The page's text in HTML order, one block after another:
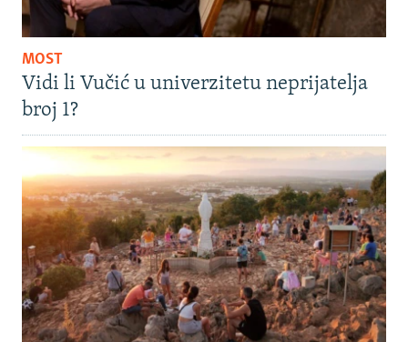
MOST
Vidi li Vučić u univerzitetu neprijatelja
broj 1?